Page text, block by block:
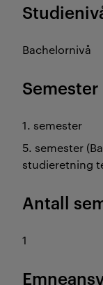
Bachelornivå
Semester
1. semester
5. semester
studieretning
Antall
1